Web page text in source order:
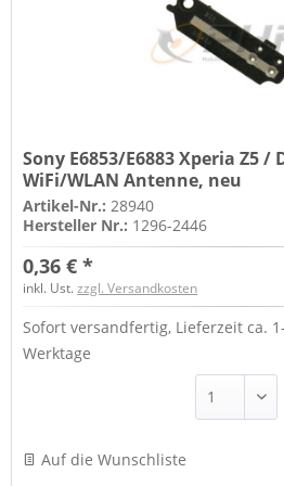
Sony E6853/E6883 Xperia Z5 /
WiFi/WLAN Antenne, neu
Artikel-Nr.:28940
Hersteller Nr.: 1296-2446
0,36 € *
inkl. Ust.zzgl. Versandkosten
Sofort versandfertig, Lieferzeit ca.
Werktage
Auf die Wunschliste